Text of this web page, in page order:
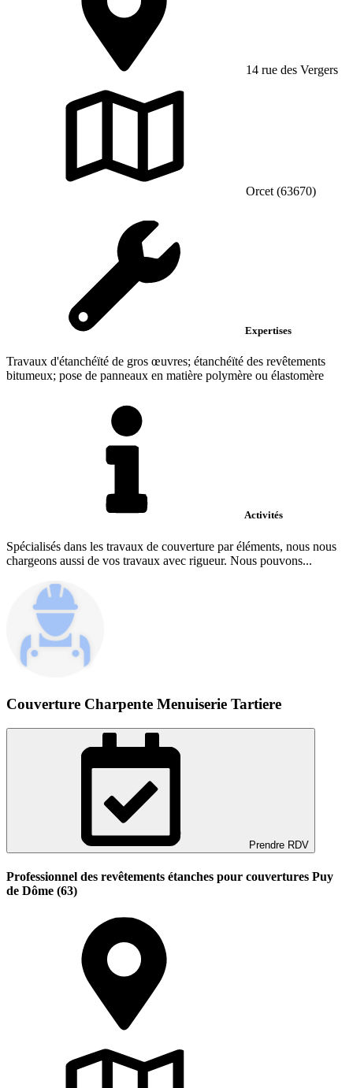
14 rue des Vergers
Orcet (63670)
Expertises
Travaux d'étanchéïté de gros œuvres; étanchéïté des revêtements
bitumeux; pose de panneaux en matière polymère ou élastomère
Activités
Spécialisés dans les travaux de couverture par éléments, nous nous
chargeons aussi de vos travaux avec rigueur. Nous pouvons...
Couverture Charpente Menuiserie Tartiere
Prendre RDV
Professionnel des revêtements étanches pour couvertures Puy
de Dôme (63)